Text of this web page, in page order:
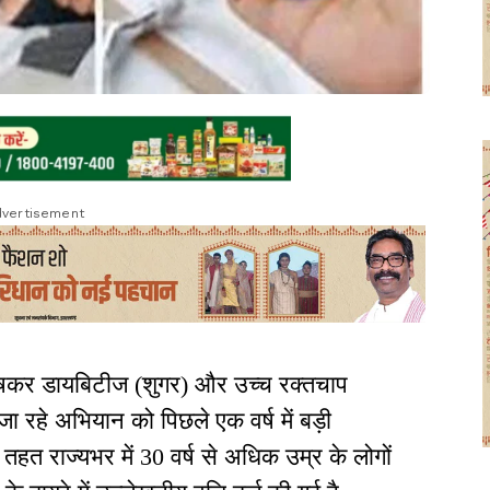
डायबिटीज (शुगर) और उच्च रक्तचाप
रहे अभियान को पिछले एक वर्ष में बड़ी
राज्यभर में 30 वर्ष से अधिक उम्र के लोगों